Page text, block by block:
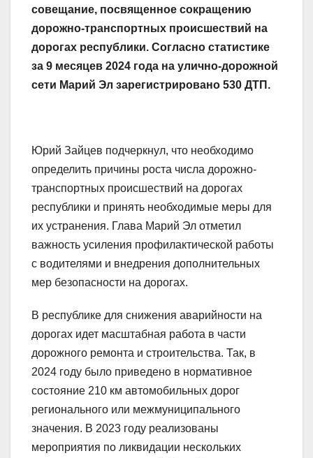
совещание, посвященное сокращению
дорожно-транспортных происшествий на
дорогах республики. Согласно статистике
за 9 месяцев 2024 года на улично-дорожной
сети Марий Эл зарегистрировано 530 ДТП.
Юрий Зайцев подчеркнул, что необходимо
определить причины роста числа дорожно-
транспортных происшествий на дорогах
республики и принять необходимые меры для
их устранения. Глава Марий Эл отметил
важность усиления профилактической работы
с водителями и внедрения дополнительных
мер безопасности на дорогах.
В республике для снижения аварийности на
дорогах идет масштабная работа в части
дорожного ремонта и строительства. Так, в
2024 году было приведено в нормативное
состояние 210 км автомобильных дорог
регионального или межмуниципального
значения. В 2023 году реализованы
мероприятия по ликвидации нескольких